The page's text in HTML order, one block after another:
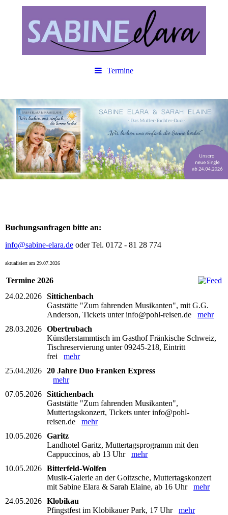
Termine
Buchungsanfragen bitte an:
info@sabine-elara.de oder Tel. 0172 - 81 28 774
aktualisiert am 29.07.2026
Termine 2026
24.02.2026 Sittichenbach
Gaststätte "Zum fahrenden Musikanten", mit G.G.
Anderson, Tickets unter info@pohl-reisen.de mehr
28.03.2026 Obertrubach
Künstlerstammtisch im Gasthof Fränkische Schweiz,
Tischreservierung unter 09245-218, Eintritt
frei mehr
25.04.2026 20 Jahre Duo Franken Express
mehr
07.05.2026 Sittichenbach
Gaststätte "Zum fahrenden Musikanten",
Muttertagskonzert, Tickets unter info@pohl-
reisen.de mehr
10.05.2026 Garitz
Landhotel Garitz, Muttertagsprogramm mit den
Cappuccinos, ab 13 Uhr mehr
10.05.2026 Bitterfeld-Wolfen
Musik-Galerie an der Goitzsche, Muttertagskonzert
mit Sabine Elara & Sarah Elaine, ab 16 Uhr mehr
24.05.2026 Klobikau
Pfingstfest im Klobikauer Park, 17 Uhr mehr